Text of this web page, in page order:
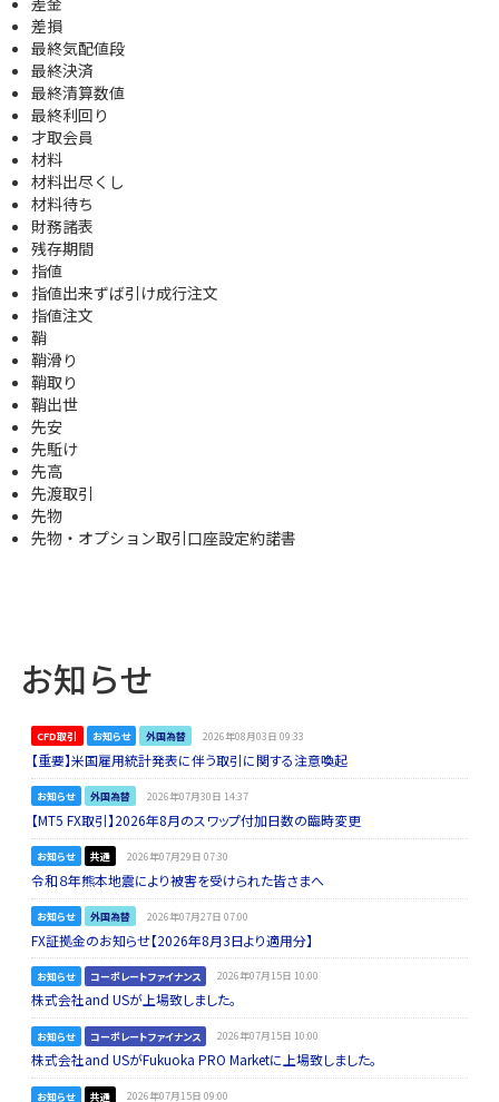
差損
最終気配値段
最終決済
最終清算数値
最終利回り
才取会員
材料
材料出尽くし
材料待ち
財務諸表
残存期間
指値
指値出来ずば引け成行注文
指値注文
鞘
鞘滑り
鞘取り
鞘出世
先安
先駈け
先高
先渡取引
先物
先物・オプション取引口座設定約諾書
お知らせ
CFD取引 お知らせ 外国為替 2026年08月03日 09:33
【重要】米国雇用統計発表に伴う取引に関する注意喚起
お知らせ 外国為替 2026年07月30日 14:37
【MT5 FX取引】2026年8月のスワップ付加日数の臨時変更
お知らせ 共通 2026年07月29日 07:30
令和８年熊本地震により被害を受けられた皆さまへ
お知らせ 外国為替 2026年07月27日 07:00
FX証拠金のお知らせ【2026年8月3日より適用分】
お知らせ コーポレートファイナンス 2026年07月15日 10:00
株式会社and USが上場致しました。
お知らせ コーポレートファイナンス 2026年07月15日 10:00
株式会社and USがFukuoka PRO Marketに上場致しました。
お知らせ 共通 2026年07月15日 09:00